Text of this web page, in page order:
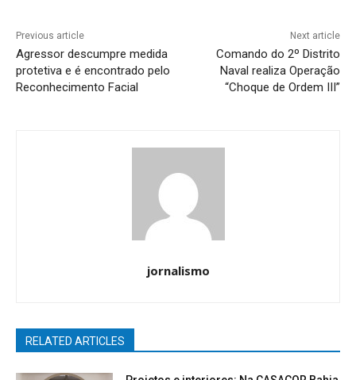
Previous article
Agressor descumpre medida
protetiva e é encontrado pelo
Reconhecimento Facial
Next article
Comando do 2º Distrito
Naval realiza Operação
“Choque de Ordem III”
jornalismo
RELATED ARTICLES